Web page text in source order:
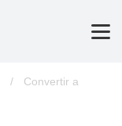
/
Convertir a